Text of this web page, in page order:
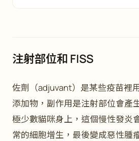
注射部位和 FISS
佐劑（adjuvant）是某些疫苗裡
添加物，副作用是注射部位會產
極少數貓咪身上，這個慢性發炎
常的細胞增生，最後變成惡性腫